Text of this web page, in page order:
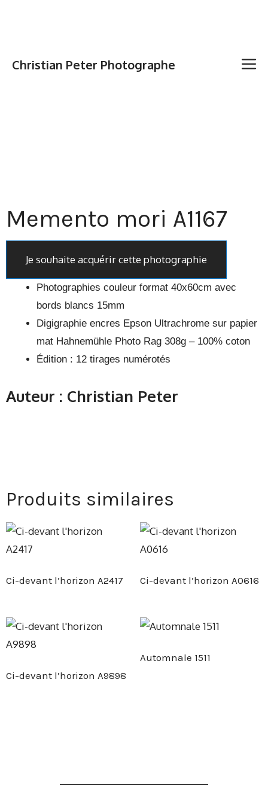
Christian Peter Photographe
Memento mori A1167
Je souhaite acquérir cette photographie
Photographies couleur format 40x60cm avec
bords blancs 15mm
Digigraphie encres Epson Ultrachrome sur papier
mat Hahnemühle Photo Rag 308g – 100% coton
Édition : 12 tirages numérotés
Auteur : Christian Peter
Produits similaires
Ci-devant l’horizon A2417 Ci-devant l’horizon A0616
Ci-devant l’horizon A9898
Automnale 1511